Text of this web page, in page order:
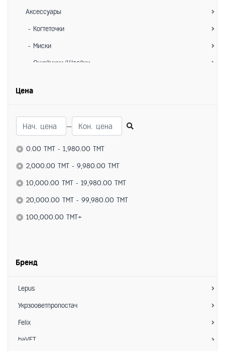
Аксессуары
- Когтеточки
- Миски
- Ошейники/Шлейки
Для собак
Питание
- Сухие корма
- Влажные корма
- Лакомства
Средства по уходу
- Коррекция поведения
- Гигиена
- Расчески/Фурминаторы
- Ножницы для когтей
Аксессуары
Цена
—
0.00 TMT - 1,980.00 TMT
2,000.00 TMT - 9,980.00 TMT
10,000.00 TMT - 19,980.00 TMT
20,000.00 TMT - 99,980.00 TMT
100,000.00 TMT+
Бренд
Lepus
Укрзооветпропостач
Felix
baVET